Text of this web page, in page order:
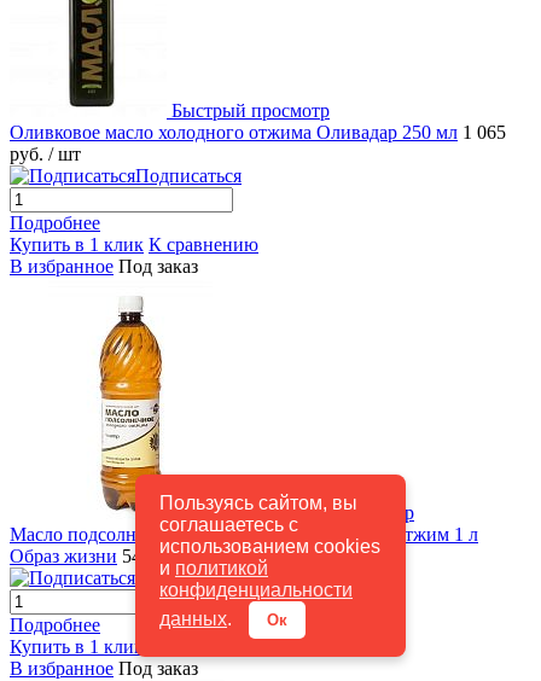
Пользуясь сайтом, вы
соглашаетесь с
использованием cookies
и политикой
конфиденциальности
данных. Ок
Быстрый просмотр
Оливковое масло холодного отжима Оливадар 250 мл 1 065
руб. / шт
Подписаться
Подробнее
Купить в 1 клик К сравнению
В избранное Под заказ
Быстрый просмотр
Масло подсолнечное нерафинированное, хол. отжим 1 л
Образ жизни 540 руб./ шт
Подписаться
Подробнее
Купить в 1 клик
В избранное Под заказ